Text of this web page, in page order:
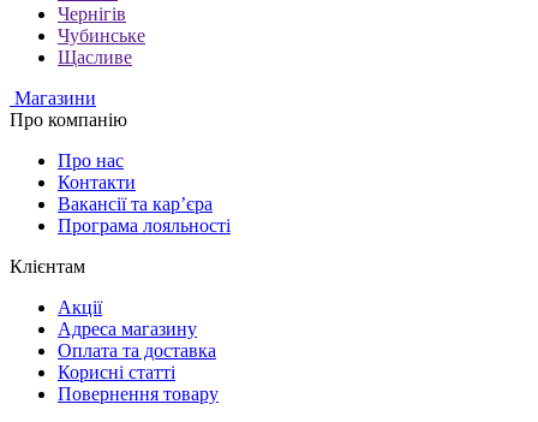
Чернігів
Чубинське
Щасливе
Магазини
Про компанію
Про нас
Контакти
Вакансії та кар’єра
Програма лояльності
Клієнтам
Акції
Адреса магазину
Оплата та доставка
Корисні статті
Повернення товару